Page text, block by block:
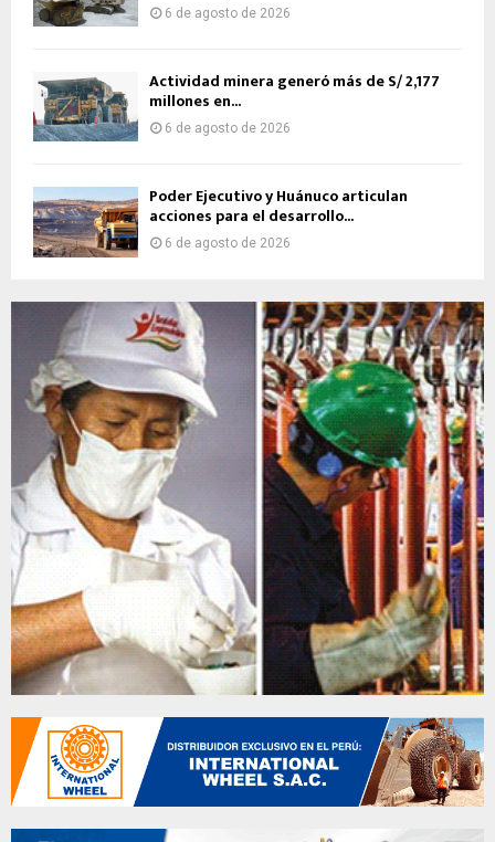
6 de agosto de 2026
Actividad minera generó más de S/ 2,177
millones en...
6 de agosto de 2026
Poder Ejecutivo y Huánuco articulan
acciones para el desarrollo...
6 de agosto de 2026